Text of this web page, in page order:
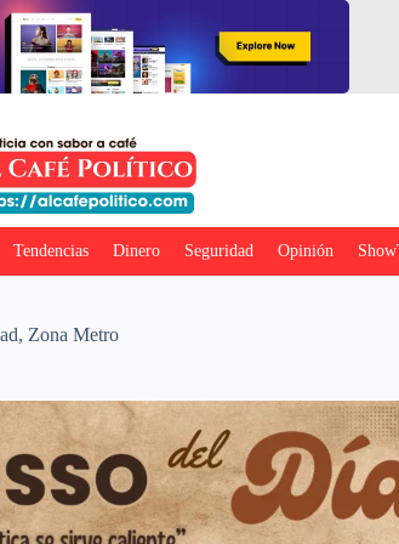
Tendencias Dinero Seguridad Opinión
, Zona Metro